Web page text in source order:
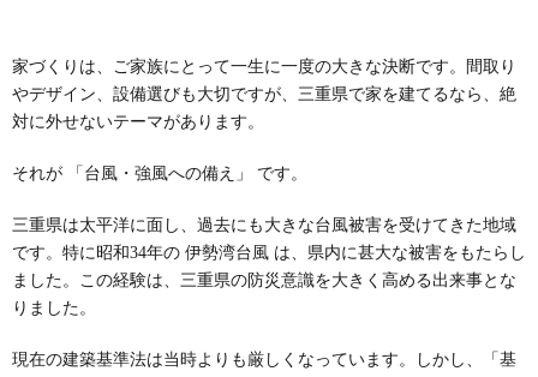
家づくりは、ご家族にとって一生に一度の大きな決断です。間取り
やデザイン、設備選びも大切ですが、三重県で家を建てるなら、絶
対に外せないテーマがあります。
それが 「台風・強風への備え」 です。
三重県は太平洋に面し、過去にも大きな台風被害を受けてきた地域
です。特に昭和34年の 伊勢湾台風 は、県内に甚大な被害をもたらし
ました。この経験は、三重県の防災意識を大きく高める出来事とな
りました。
現在の建築基準法は当時よりも厳しくなっています。しかし、「基